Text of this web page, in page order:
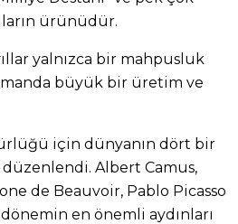
ürünüdür.
yalnızca bir mahpusluk
büyük bir üretim ve
için dünyanın dört bir
Albert Camus,
de Beauvoir, Pablo Picasso
en önemli aydınları